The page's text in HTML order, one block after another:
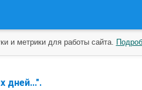
дней...".
и метрики для работы сайта.